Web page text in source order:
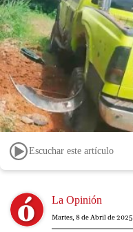
Escuchar este artículo
Image La Opinión
Martes, 8 de Abril de 2025